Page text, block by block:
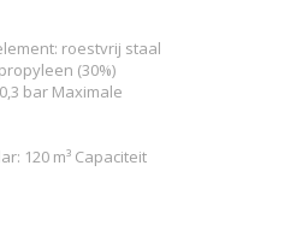
roestvrij staal
(30%)
bar Maximale
120 m³ Capaciteit